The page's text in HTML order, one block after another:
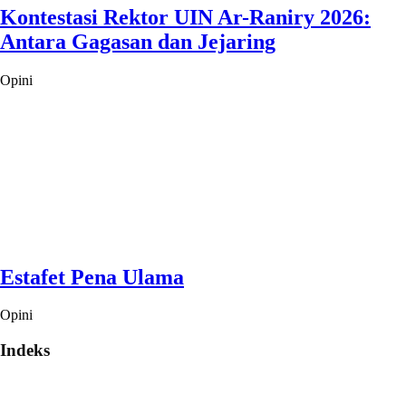
Kontestasi Rektor UIN Ar-Raniry 2026:
Antara Gagasan dan Jejaring
Opini
Estafet Pena Ulama
Opini
Indeks